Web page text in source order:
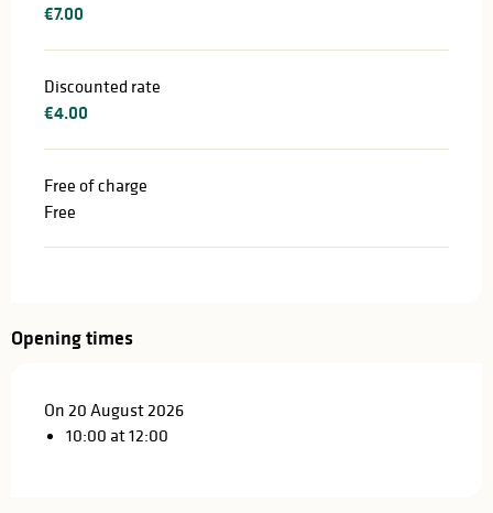
€7.00
Discounted rate
€4.00
Free of charge
Free
Opening times
On 20 August 2026
10:00 at 12:00